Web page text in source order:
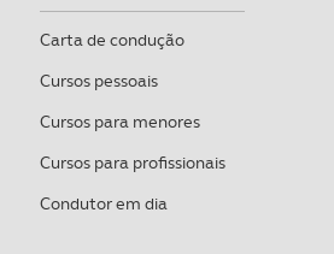
Carta de condução
Cursos pessoais
Cursos para menores
Cursos para profissionais
Condutor em dia